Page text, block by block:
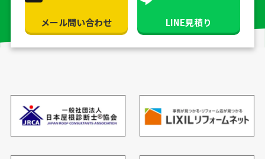
メール問い合わせ LINE見積り